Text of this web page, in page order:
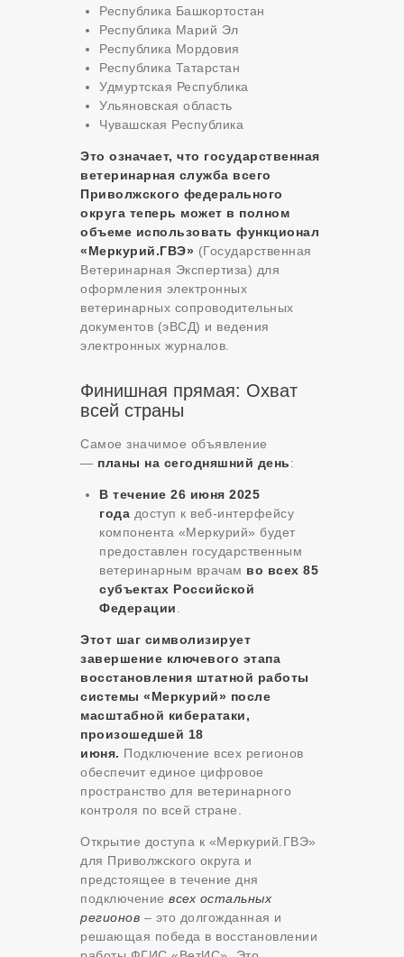
Республика Башкортостан
Республика Марий Эл
Республика Мордовия
Республика Татарстан
Удмуртская Республика
Ульяновская область
Чувашская Республика
Это означает, что государственная
ветеринарная служба всего
Приволжского федерального
округа теперь может в полном
объеме использовать функционал
«Меркурий.ГВЭ» (Государственная
Ветеринарная Экспертиза) для
оформления электронных
ветеринарных сопроводительных
документов (эВСД) и ведения
электронных журналов.
Финишная прямая: Охват
всей страны
Самое значимое объявление
— планы на сегодняшний день:
В течение 26 июня 2025
года доступ к веб-интерфейсу
компонента «Меркурий» будет
предоставлен государственным
ветеринарным врачам во всех 85
субъектах Российской
Федерации
Этот шаг символизирует
завершение ключевого этапа
восстановления штатной работы
системы «Меркурий» после
масштабной кибератаки,
произошедшей 18
июня. Подключение всех регионов
обеспечит единое цифровое
пространство для ветеринарного
контроля по всей стране.
Открытие доступа к «Меркурий.ГВЭ»
для Приволжского округа и
предстоящее в течение дня
подключение всех остальных
регионов – это долгожданная и
решающая победа в восстановлении